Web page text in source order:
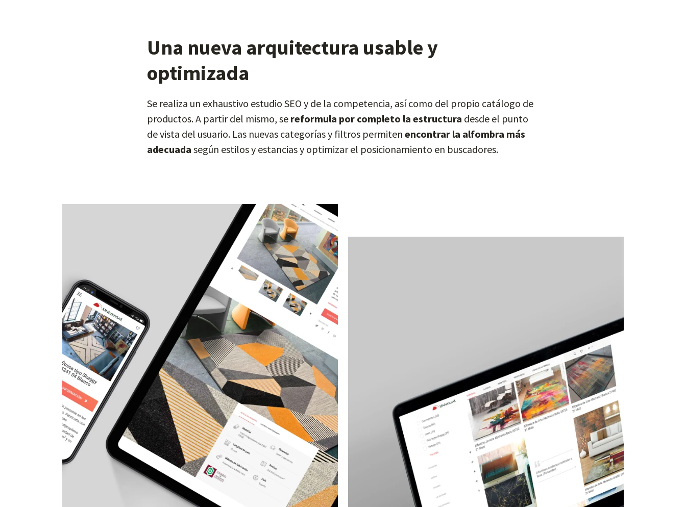
Una nueva arquitectura usable y
optimizada
Se realiza un exhaustivo estudio SEO y de la competencia, así como del propio catálogo de
productos. A partir del mismo, se reformula por completo la estructura desde el punto
de vista del usuario. Las nuevas categorías y filtros permiten encontrar la alfombra más
adecuada según estilos y estancias y optimizar el posicionamiento en buscadores.